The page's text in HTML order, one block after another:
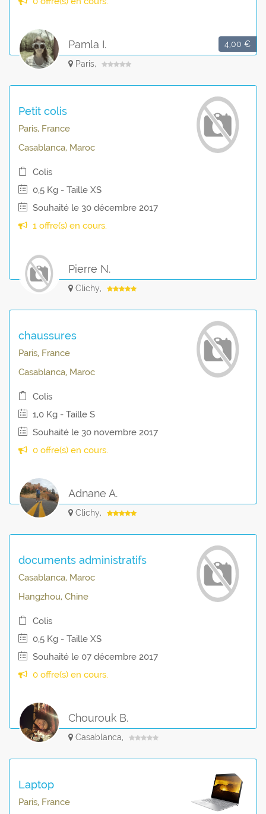
Pamla I.
Paris,
4,00 €
Petit colis
Paris, France
Casablanca, Maroc
Colis
0,5 Kg - Taille XS
Souhaité le 30 décembre 2017
1 offre(s) en cours.
Pierre N.
Clichy,
chaussures
Paris, France
Casablanca, Maroc
Colis
1,0 Kg - Taille S
Souhaité le 30 novembre 2017
0 offre(s) en cours.
Adnane A.
Clichy,
documents administratifs
Casablanca, Maroc
Hangzhou, Chine
Colis
0,5 Kg - Taille XS
Souhaité le 07 décembre 2017
0 offre(s) en cours.
Chourouk B.
Casablanca,
Laptop
Paris, France